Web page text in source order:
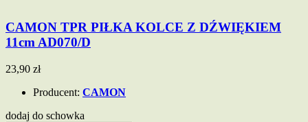
CAMON TPR PIŁKA KOLCE Z DŹWIĘKIEM
11cm AD070/D
23,90 zł
Producent: CAMON
dodaj do schowka